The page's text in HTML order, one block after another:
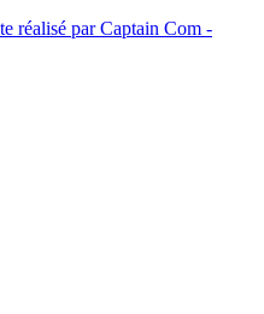
réalisé par Captain Com -